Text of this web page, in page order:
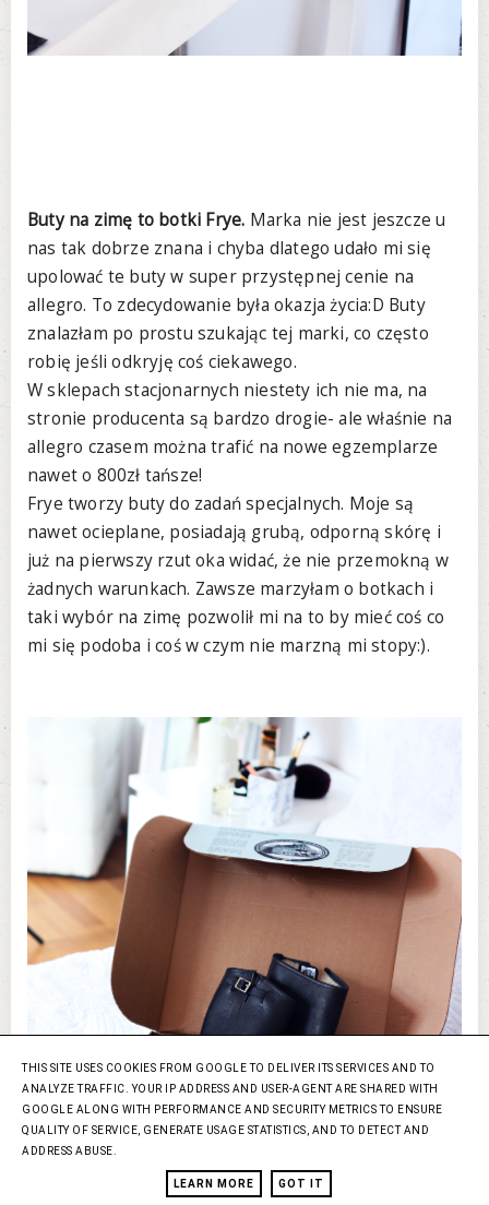
Buty na zimę to botki Frye. Marka nie jest jeszcze u
nas tak dobrze znana i chyba dlatego udało mi się
upolować te buty w super przystępnej cenie na
allegro. To zdecydowanie była okazja życia:D Buty
znalazłam po prostu szukając tej marki, co często
robię jeśli odkryję coś ciekawego.
W sklepach stacjonarnych niestety ich nie ma, na
stronie producenta są bardzo drogie- ale właśnie na
allegro czasem można trafić na nowe egzemplarze
nawet o 800zł tańsze!
Frye tworzy buty do zadań specjalnych. Moje są
nawet ocieplane, posiadają grubą, odporną skórę i
już na pierwszy rzut oka widać, że nie przemokną w
żadnych warunkach. Zawsze marzyłam o botkach i
taki wybór na zimę pozwolił mi na to by mieć coś co
mi się podoba i coś w czym nie marzną mi stopy:).
THIS SITE USES COOKIES FROM GOOGLE TO DELIVER ITS SERVICES AND TO
ANALYZE TRAFFIC. YOUR IP ADDRESS AND USER-AGENT ARE SHARED WITH
GOOGLE ALONG WITH PERFORMANCE AND SECURITY METRICS TO ENSURE
QUALITY OF SERVICE, GENERATE USAGE STATISTICS, AND TO DETECT AND
ADDRESS ABUSE.
LEARN MORE GOT IT